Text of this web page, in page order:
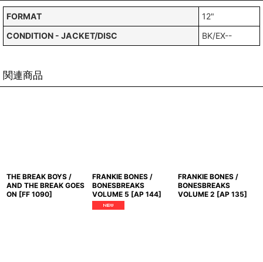
FORMAT
12"
CONDITION - JACKET/DISC
BK/EX--
関連商品
THE BREAK BOYS /
AND THE BREAK GOES
ON [FF 1090]
FRANKIE BONES /
BONESBREAKS
VOLUME 5 [AP 144]
FRANKIE BONES /
BONESBREAKS
VOLUME 2 [AP 135]